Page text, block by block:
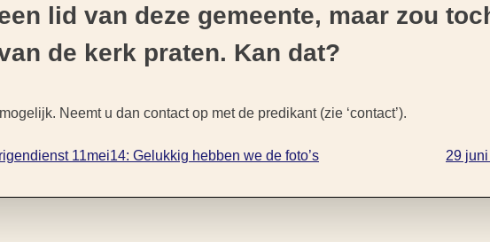
lid van deze gemeente, maar zou
de kerk praten. Kan dat?
Neemt u dan contact op met de predikant (zie ‘contact’).
11mei14: Gelukkig hebben we de foto’s
29